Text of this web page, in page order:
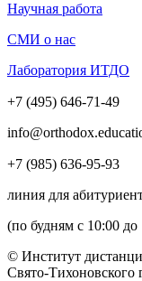
Научная работа
СМИ о нас
Лаборатория ИТДО
+7 (495) 646-71-49
+7 (985) 636-95-93
линия для
(по будням с 10:00 до
© Институт
Свято-Тихоновского